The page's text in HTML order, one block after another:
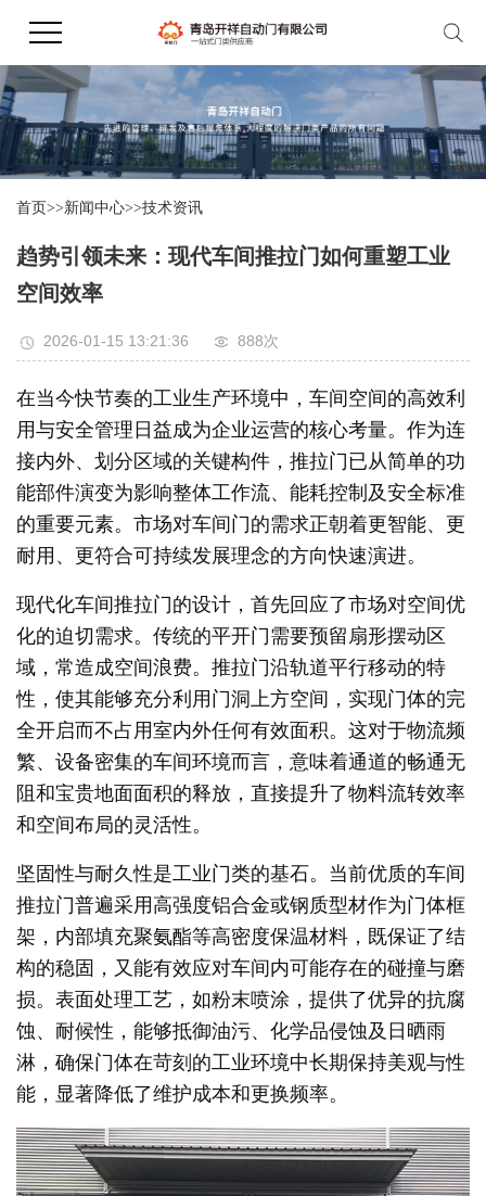
首页>>新闻中心>>技术资讯
趋势引领未来：现代车间推拉门如何重塑工业
空间效率
2026-01-15 13:21:36 888次
在当今快节奏的工业生产环境中，车间空间的高效利
用与安全管理日益成为企业运营的核心考量。作为连
接内外、划分区域的关键构件，推拉门已从简单的功
能部件演变为影响整体工作流、能耗控制及安全标准
的重要元素。市场对车间门的需求正朝着更智能、更
耐用、更符合可持续发展理念的方向快速演进。
现代化车间推拉门的设计，首先回应了市场对空间优
化的迫切需求。传统的平开门需要预留扇形摆动区
域，常造成空间浪费。推拉门沿轨道平行移动的特
性，使其能够充分利用门洞上方空间，实现门体的完
全开启而不占用室内外任何有效面积。这对于物流频
繁、设备密集的车间环境而言，意味着通道的畅通无
阻和宝贵地面面积的释放，直接提升了物料流转效率
和空间布局的灵活性。
坚固性与耐久性是工业门类的基石。当前优质的车间
推拉门普遍采用高强度铝合金或钢质型材作为门体框
架，内部填充聚氨酯等高密度保温材料，既保证了结
构的稳固，又能有效应对车间内可能存在的碰撞与磨
损。表面处理工艺，如粉末喷涂，提供了优异的抗腐
蚀、耐候性，能够抵御油污、化学品侵蚀及日晒雨
淋，确保门体在苛刻的工业环境中长期保持美观与性
能，显著降低了维护成本和更换频率。